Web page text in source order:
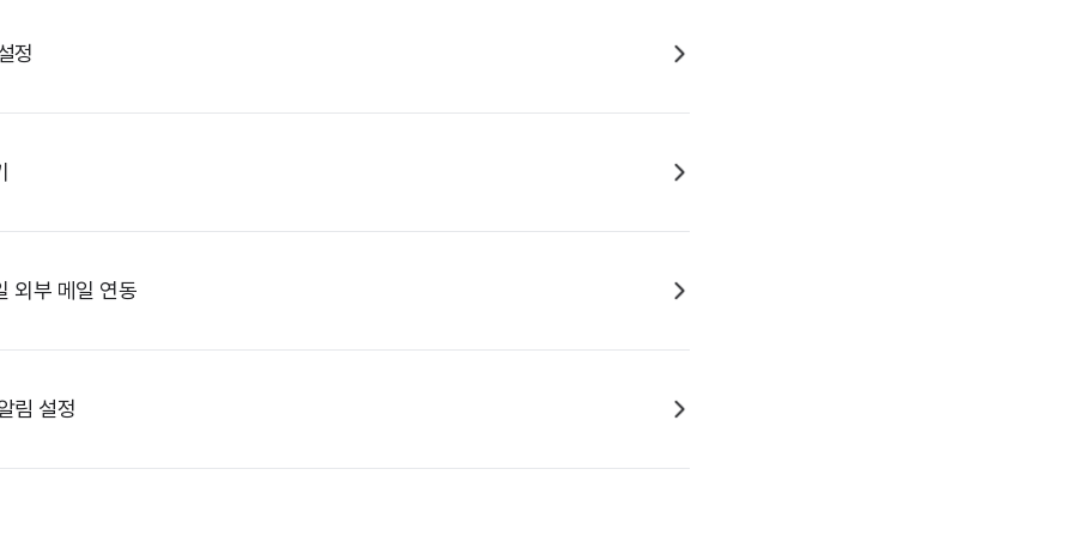
정
외부 메일 연동
림 설정